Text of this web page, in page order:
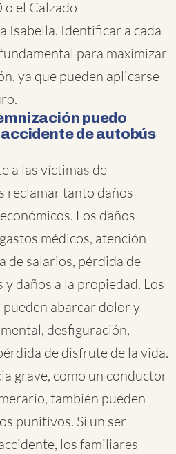
el Calzado
Isabella. Identificar a cada
para maximizar
ya que pueden aplicarse
puedo
de autobús
a las víctimas de
reclamar tanto daños
Los daños
médicos, atención
de salarios, pérdida de
y daños a la propiedad. Los
abarcar dolor y
desfiguración,
de disfrute de la vida.
grave, como un conductor
también pueden
punitivos. Si un ser
los familiares